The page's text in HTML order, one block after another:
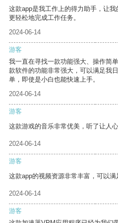
这款app是我工作上的得力助手，让
更轻松地完成工作任务。
2024-06-14
游客
我一直在寻找一款功能强大、操作简
款软件的功能非常强大，可以满足我
单，即使是小白也能快速上手。
2024-06-14
游客
这款游戏的音乐非常优美，听了让人心
2024-06-14
游客
这款app的视频资源非常丰富，可以满
2024-06-14
游客